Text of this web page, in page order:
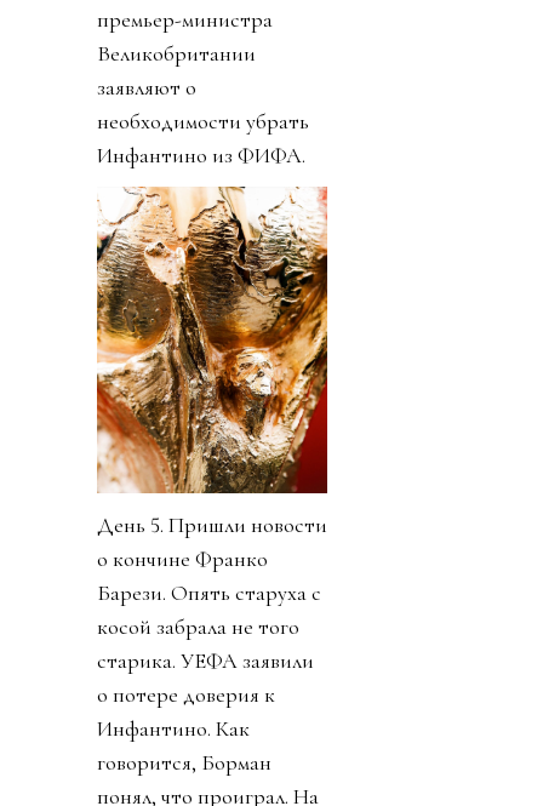
премьер-министра
Великобритании
заявляют о
необходимости убрать
Инфантино из ФИФА.
День 5. Пришли новости
о кончине Франко
Барези. Опять старуха с
косой забрала не того
старика. УЕФА заявили
о потере доверия к
Инфантино. Как
говорится, Борман
понял, что проиграл. На